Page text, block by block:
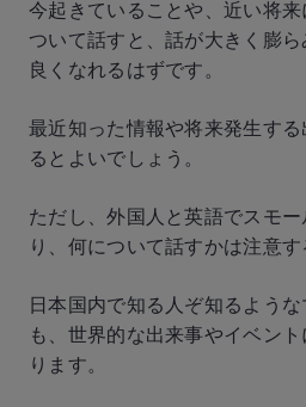
今起きていることや、近い将
ついて話すと、話が大きく膨
良くなれるはずです。
最近知った情報や将来発生す
るとよいでしょう。
ただし、外国人と英語でスモ
り、何について話すかは注意す
日本国内で知る人ぞ知るよう
も、世界的な出来事やイベン
ります。